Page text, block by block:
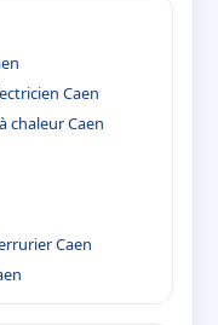
Caen
chaleur Caen
Caen